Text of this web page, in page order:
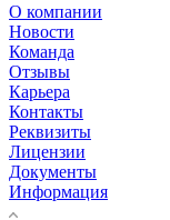
О компании
Новости
Команда
Отзывы
Карьера
Контакты
Реквизиты
Лицензии
Документы
Информация